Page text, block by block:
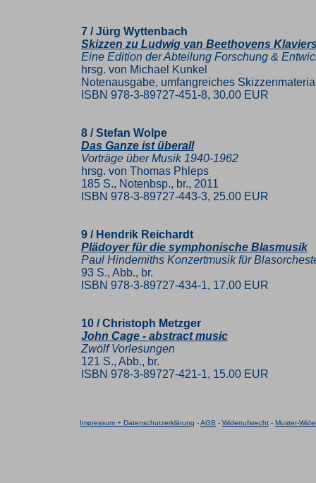
7 / Jürg Wyttenbach
Skizzen zu Ludwig van Beethovens
Eine Edition der Abteilung Forschung &
hrsg. von Michael Kunkel
Notenausgabe, umfangreiches
ISBN 978-3-89727-451-8, 30.00 EUR
8 / Stefan Wolpe
Das Ganze ist überall
Vorträge über Musik 1940-1962
hrsg. von Thomas Phleps
185 S., Notenbsp., br., 2011
ISBN 978-3-89727-443-3, 25.00 EUR
9 / Hendrik Reichardt
Plädoyer für die symphonische Blasmusik
Paul Hindemiths Konzertmusik für
93 S., Abb., br.
ISBN 978-3-89727-434-1, 17.00 EUR
10 / Christoph Metzger
John Cage - abstract music
Zwölf Vorlesungen
121 S., Abb., br.
ISBN 978-3-89727-421-1, 15.00 EUR
Impressum + Datenschutzerklärung -AGB - Widerrufsrecht - Muster-